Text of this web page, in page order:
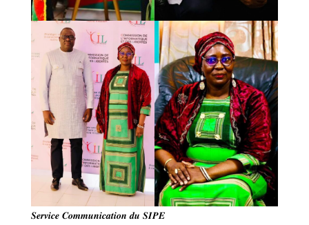
𝑺𝒆𝒓𝒗𝒊𝒄𝒆 𝑪𝒐𝒎𝒎𝒖𝒏𝒊𝒄𝒂𝒕𝒊𝒐𝒏 𝒅𝒖 𝑺𝑰𝑷𝑬